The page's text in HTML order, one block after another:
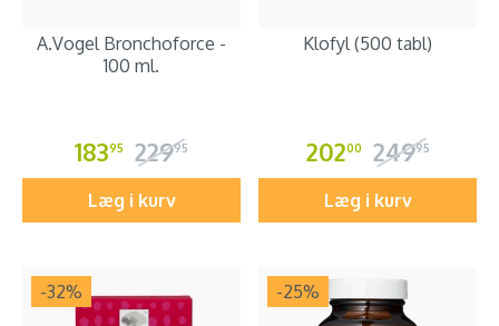
A.Vogel Bronchoforce -
100 ml.
18395 22995
Læg i kurv
Klofyl (500 tabl)
20200 24995
Læg i kurv
-32% -25%